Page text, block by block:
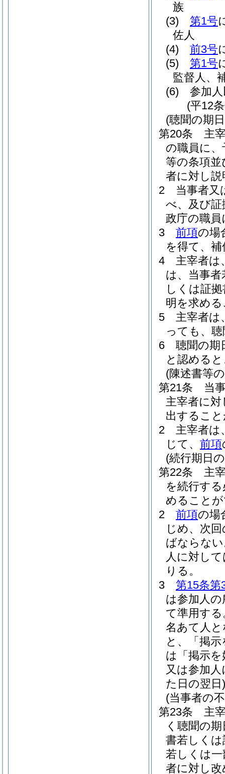
族
(3)
第1号
佐人
(4)
前3号
(5)
第1号
監督人、
(6)
参加
(平12
(聴聞の期
第20条
主
の職員に
等の条項
者に対し
2
当事者又
べ、及び
政庁の職
3
前項の場
を得て、
4
主宰者は
は、当事
しくは証
明を求め
5
主宰者は
っても、
6
聴聞の期
と認める
(陳述書等
第21条
当
主宰者に
出するこ
2
主宰者は
じて、 前項
(続行期日
第22条
主
を続行す
めること
2
前項の場
じめ、次
ばならな
人に対し
りる。
3
第15条第
は参加人
て準用する
名あて人
と、「掲
は「掲示
又は参加
た日の翌日)
(当事者の
第23条
主
く聴聞の
書若しく
若しくは
者に対し